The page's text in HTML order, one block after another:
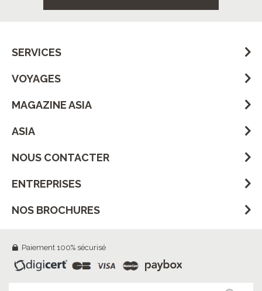
SERVICES
VOYAGES
MAGAZINE ASIA
ASIA
NOUS CONTACTER
ENTREPRISES
NOS BROCHURES
Paiement 100% sécurisé